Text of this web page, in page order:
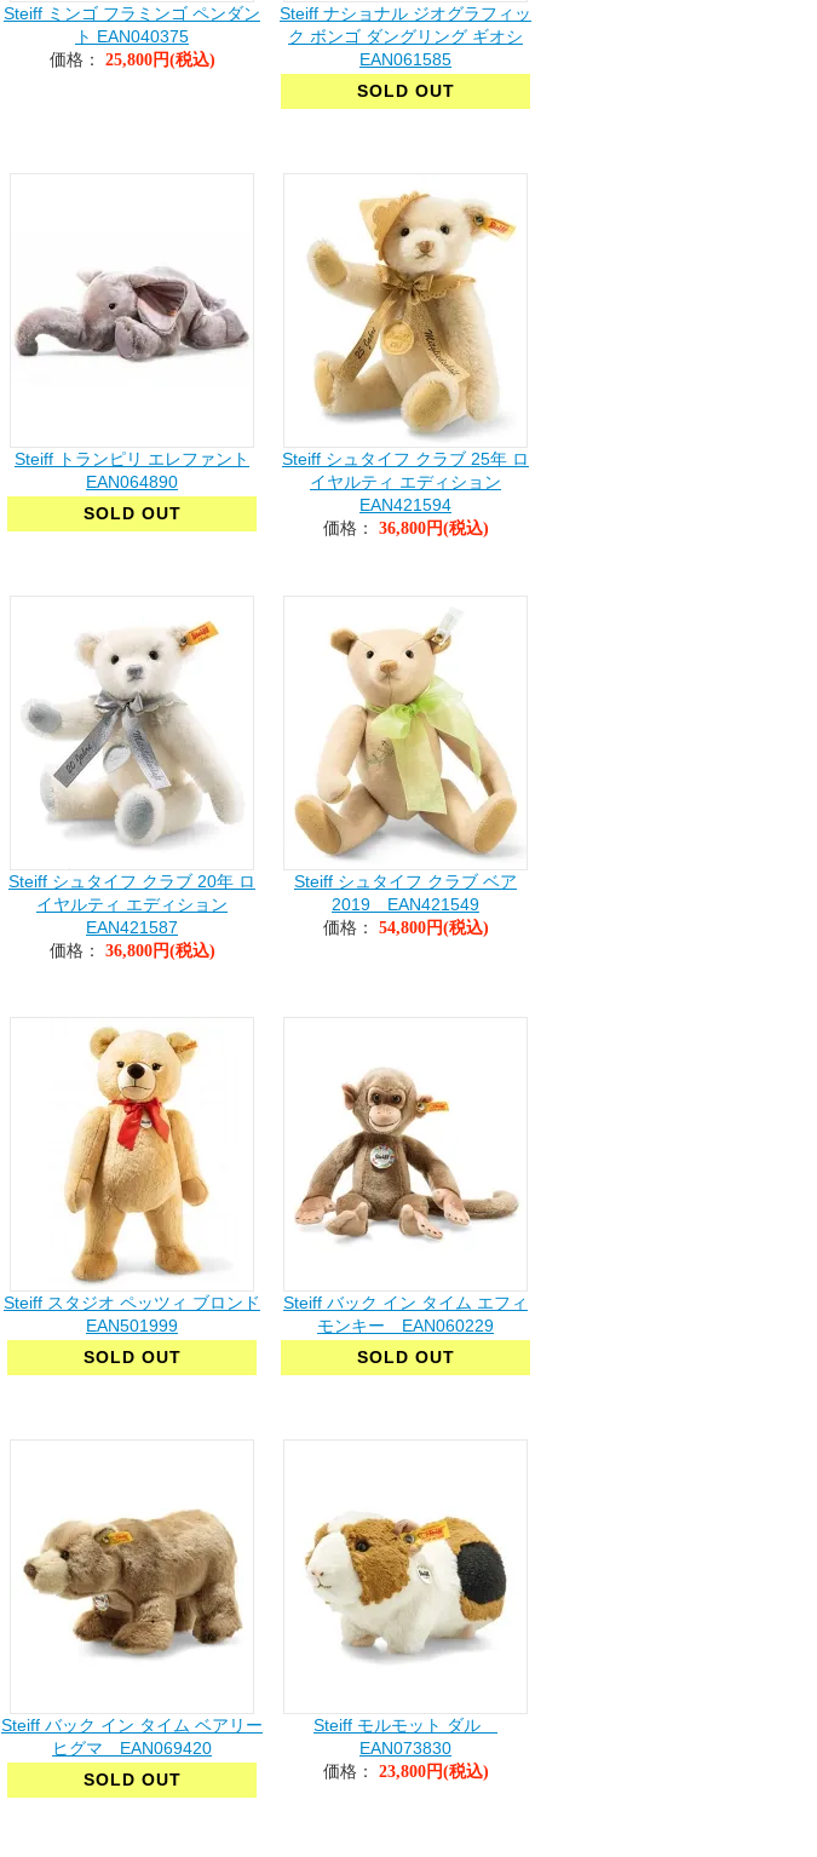
Steiff ミンゴ フラミンゴ ペンダン
ト EAN040375
価格：
25,800円(税込)
Steiff ナショナル ジオグラフィッ
ク ボンゴ ダングリング ギオシ
EAN061585
SOLD OUT
Steiff トランピリ エレファント
EAN064890
SOLD OUT
Steiff シュタイフ クラブ 25年 ロ
イヤルティ エディション
EAN421594
価格：
36,800円(税込)
Steiff シュタイフ クラブ 20年 ロ
イヤルティ エディション
EAN421587
価格：
36,800円(税込)
Steiff シュタイフ クラブ ベア
2019 EAN421549
価格：
54,800円(税込)
Steiff スタジオ ペッツィ ブロンド
EAN501999
SOLD OUT
Steiff バック イン タイム エフィ
モンキー EAN060229
SOLD OUT
Steiff バック イン タイム ベアリー
ヒグマ EAN069420
SOLD OUT
Steiff モルモット ダル
EAN073830
価格：
23,800円(税込)